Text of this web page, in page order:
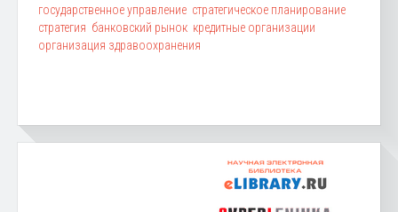
государственное управление стратегическое планирование
стратегия банковский рынок кредитные организации
организация здравоохранения